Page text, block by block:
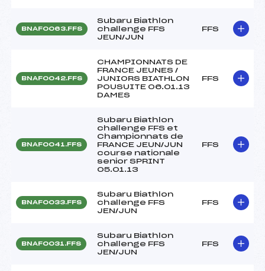
BNAF0063.FFS
Subaru Biathlon
challenge FFS
JEUN/JUN
FFS
BNAF0042.FFS
CHAMPIONNATS DE
FRANCE JEUNES /
JUNIORS BIATHLON
POUSUITE 06.01.13
DAMES
FFS
BNAF0041.FFS
Subaru Biathlon
challenge FFS et
Championnats de
FRANCE JEUN/JUN
course nationale
senior SPRINT
05.01.13
FFS
BNAF0033.FFS
Subaru Biathlon
challenge FFS
JEN/JUN
FFS
BNAF0031.FFS
Subaru Biathlon
challenge FFS
JEN/JUN
FFS